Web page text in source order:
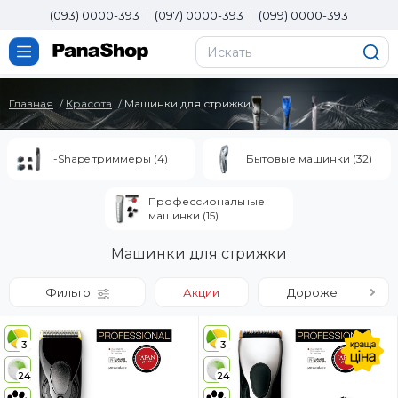
(093) 0000-393 (097) 0000-393 (099) 0000-393
Главная Красота Машинки для стрижки
I-Shape триммеры (4) Бытовые машинки (32)
Профессиональные
машинки (15)
Машинки для стрижки
Фильтр Акции Дороже
3
24
3
24